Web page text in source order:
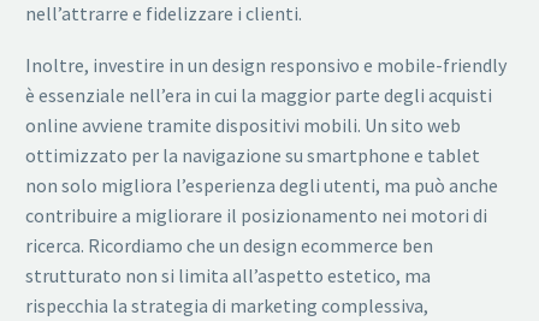
nell’attrarre e fidelizzare i clienti.
Inoltre, investire in un design responsivo e mobile-friendly
è essenziale nell’era in cui la maggior parte degli acquisti
online avviene tramite dispositivi mobili. Un sito web
ottimizzato per la navigazione su smartphone e tablet
non solo migliora l’esperienza degli utenti, ma può anche
contribuire a migliorare il posizionamento nei motori di
ricerca. Ricordiamo che un design ecommerce ben
strutturato non si limita all’aspetto estetico, ma
rispecchia la strategia di marketing complessiva,